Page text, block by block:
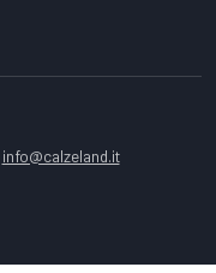
info@calzeland.it